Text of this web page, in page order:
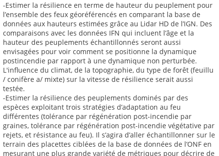
-Estimer la résilience en terme de hauteur du peuplement pour
l’ensemble des feux géoréférencés en comparant la base de
données aux hauteurs estimées grâce au Lidar HD de l’IGN. Des
comparaisons avec les données IFN qui incluent l’âge et la
hauteur des peuplements échantillonnés seront aussi
envisagées pour voir comment se positionne la dynamique
postincendie par rapport à une dynamique non perturbée.
L'influence du climat, de la topographie, du type de forêt (feuillu
/ conifère a/ mixte) sur la vitesse de résilience serait aussi
testée.
-Estimer la résilience des peuplements dominés par des
espèces exploitant trois stratégies d’adaptation au feu
différentes (tolérance par régénération post-incendie par
graines, tolérance par régénération post-incendie végétative par
rejets, et résistance au feu). Il s’agira d’aller échantillonner sur le
terrain des placettes ciblées de la base de données de l’ONF en
mesurant une plus grande variété de métriques pour décrire de